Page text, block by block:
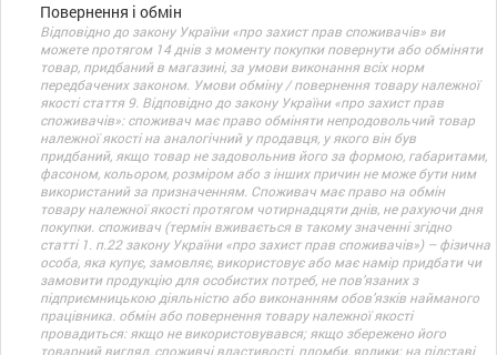
Повернення і обмін
Відповідно до закону України «про захист прав споживачів» ви
можете протягом 14 днів з моменту покупки повернути або обміняти
товар, придбаний в магазині, за умови виконання всіх норм
передбачених законом. Умови обміну / повернення товару належної
якості стаття 9. Відповідно до закону України «про захист прав
споживачів»: споживач має право обміняти непродовольчий товар
належної якості на аналогічний у продавця, у якого він був
придбаний, якщо товар не задовольнив його за формою, габаритами,
фасоном, кольором, розміром або з інших причин не може бути ним
використаний за призначенням. Споживач має право на обмін
товару належної якості протягом чотирнадцяти днів, не рахуючи дня
покупки. споживач (термін вживається в такому значенні згідно
статті 1. п.22 закону України «про захист прав споживачів») – фізична
особа, яка купує, замовляє, використовує або має намір придбати чи
замовити продукцію для особистих потреб, не пов’язаних з
підприємницькою діяльністю або виконанням обов’язків найманого
працівника. обмін або повернення товару належної якості
провадиться: якщо не використовувався; якщо збережено його
товарний вигляд, споживчі властивості, пломби, ярлики; на підставі